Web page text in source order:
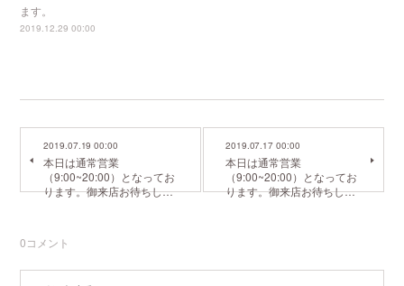
ます。
2019.12.29 00:00
2019.07.19 00:00
本日は通常営業
（9:00~20:00）となってお
ります。御来店お待ちし…
2019.07.17 00:00
本日は通常営業
（9:00~20:00）となってお
ります。御来店お待ちし…
0コメント